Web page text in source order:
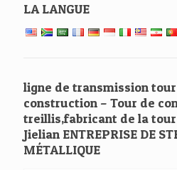
LA LANGUE
ligne de transmission
construction – Tour de
treillis,fabricant de la
Jielian ENTREPRISE DE
MÉTALLIQUE